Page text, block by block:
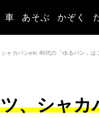
車 あそぶ かぞく
ャカパンetc.40代の「ゆるパン」
、シャ